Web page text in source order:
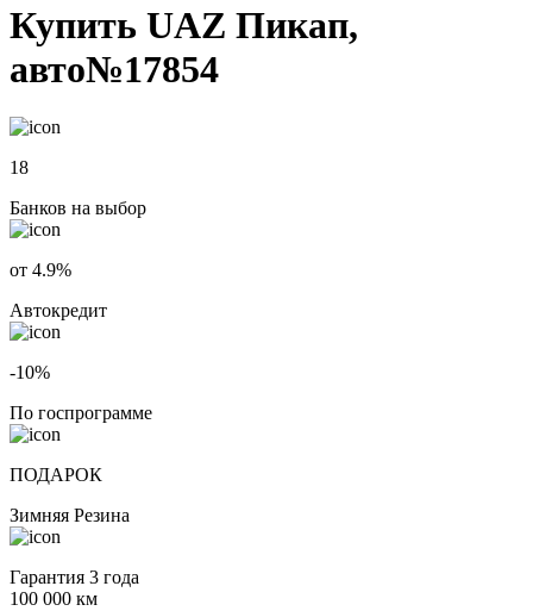
Купить UAZ Пикап,
авто№17854
18
Банков на выбор
от 4.9%
Автокредит
-10%
По госпрограмме
ПОДАРОК
Зимняя Резина
Гарантия 3 года
100 000 км